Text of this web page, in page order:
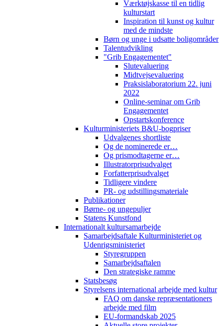
Værktøjskasse til en tidlig
kulturstart
Inspiration til kunst og kultur
med de mindste
Børn og unge i udsatte boligområder
Talentudvikling
"Grib Engagementet"
Slutevaluering
Midtvejsevaluering
Praksislaboratorium 22. juni
2022
Online-seminar om Grib
Engagementet
Opstartskonference
Kulturministeriets B&U-bogpriser
Udvalgenes shortliste
Og de nominerede er…
Og prismodtagerne er…
Illustratorprisudvalget
Forfatterprisudvalget
Tidligere vindere
PR- og udstillingsmateriale
Publikationer
Børne- og ungepuljer
Statens Kunstfond
Internationalt kultursamarbejde
Samarbejdsaftale Kulturministeriet og
Udenrigsministeriet
Styregruppen
Samarbejdsaftalen
Den strategiske ramme
Statsbesøg
Styrelsens international arbejde med kultur
FAQ om danske repræsentationers
arbejde med film
EU-formandskab 2025